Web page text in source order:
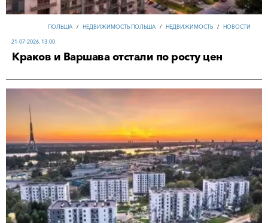
ПОЛЬША / НЕДВИЖИМОСТЬ ПОЛЬША / НЕДВИЖИМОСТЬ / НОВОСТИ
21-07-2026, 13:00
Краков и Варшава отстали по росту цен